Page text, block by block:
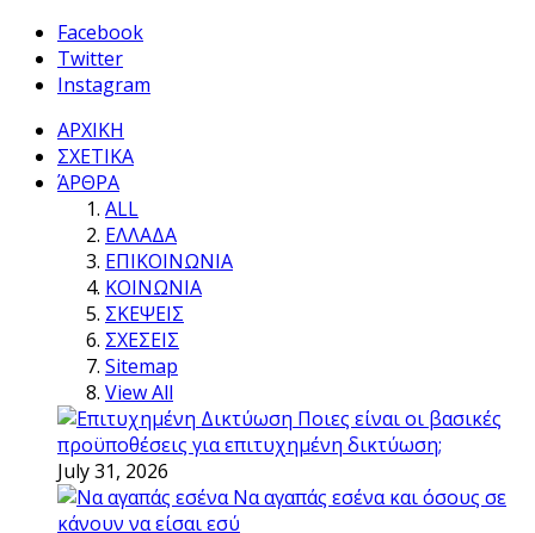
Facebook
Twitter
Instagram
ΑΡΧΙΚΗ
ΣΧΕΤΙΚΑ
ΆΡΘΡΑ
ALL
ΕΛΛΑΔΑ
ΕΠΙΚΟΙΝΩΝΙΑ
ΚΟΙΝΩΝΙΑ
ΣΚΕΨΕΙΣ
ΣΧΕΣΕΙΣ
Sitemap
View All
Ποιες είναι οι βασικές
προϋποθέσεις για επιτυχημένη δικτύωση;
July 31, 2026
Να αγαπάς εσένα και όσους σε
κάνουν να είσαι εσύ